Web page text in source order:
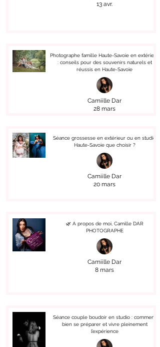
13 avr.
Photographe famille Haute-Savoie en extérieur
: conseils pour des souvenirs naturels et
réussis en Haute-Savoie
Camiille Dar
28 mars
Séance grossesse en extérieur ou en studio
Haute-Savoie que choisir ?
Camiille Dar
20 mars
🌿 A propos de moi, Camille DAR
PHOTOGRAPHE
Camiille Dar
8 mars
Séance couple boudoir en studio : comment
bien se préparer et vivre pleinement
l’expérience